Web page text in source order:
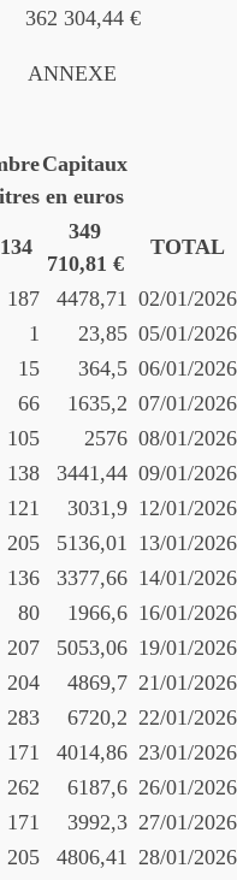
362 304,44 €
ANNEXE
Capitaux
en euros
349
710,81 €
TOTAL
187 4478,71 02/01/2026
1 23,85 05/01/2026
15 364,5 06/01/2026
66 1635,2 07/01/2026
105 2576 08/01/2026
138 3441,44 09/01/2026
121 3031,9 12/01/2026
205 5136,01 13/01/2026
136 3377,66 14/01/2026
80 1966,6 16/01/2026
207 5053,06 19/01/2026
204 4869,7 21/01/2026
283 6720,2 22/01/2026
171 4014,86 23/01/2026
262 6187,6 26/01/2026
171 3992,3 27/01/2026
205 4806,41 28/01/2026